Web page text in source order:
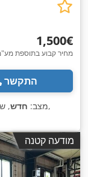
‏1,500 ‏€
מחיר קבוע בתוספת
התקשר
מצב: חדש, ,
מודעה קטנה